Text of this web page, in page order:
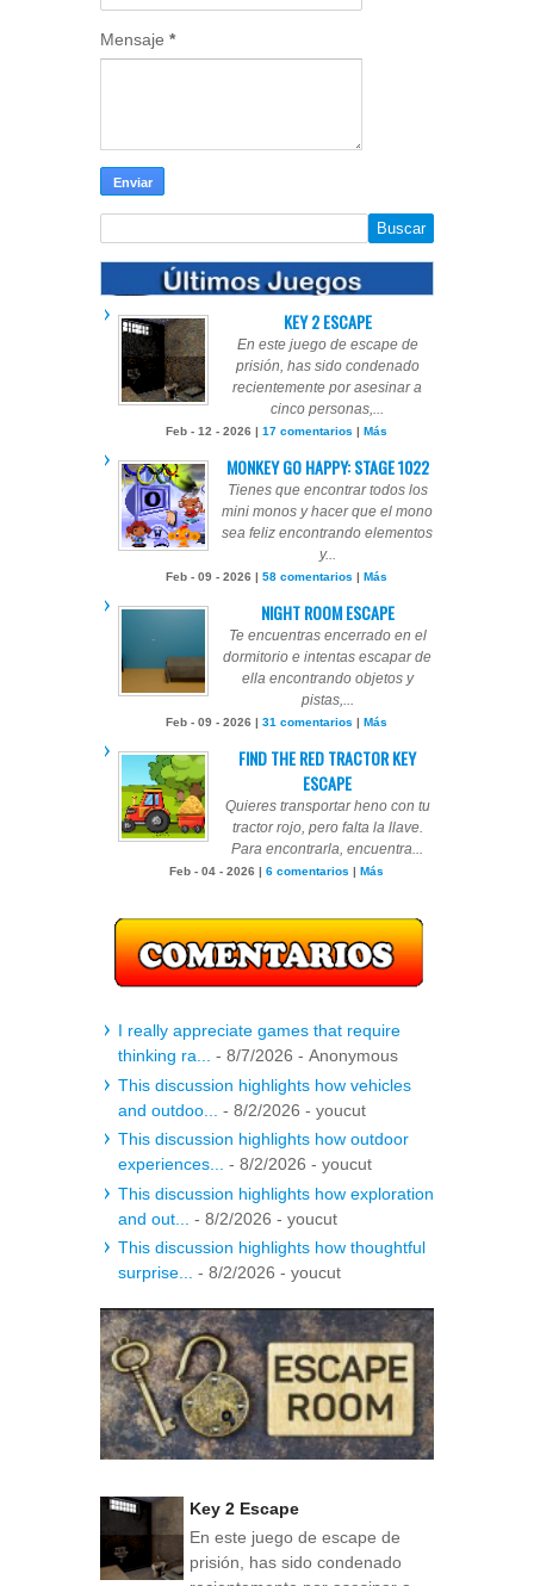
Mensaje *
KEY 2 ESCAPE
En este juego de escape de
prisión, has sido condenado
recientemente por asesinar a
cinco personas,...
Feb - 12 - 2026 | 17 comentarios | Más
MONKEY GO HAPPY: STAGE 1022
Tienes que encontrar todos los
mini monos y hacer que el mono
sea feliz encontrando elementos
y...
Feb - 09 - 2026 | 58 comentarios | Más
NIGHT ROOM ESCAPE
Te encuentras encerrado en el
dormitorio e intentas escapar de
ella encontrando objetos y
pistas,...
Feb - 09 - 2026 | 31 comentarios | Más
FIND THE RED TRACTOR KEY
ESCAPE
Quieres transportar heno con tu
tractor rojo, pero falta la llave.
Para encontrarla, encuentra...
Feb - 04 - 2026 | 6 comentarios | Más
I really appreciate games that require
thinking ra...
- 8/7/2026 - Anonymous
This discussion highlights how vehicles
and outdoo...
- 8/2/2026 - youcut
This discussion highlights how outdoor
experiences...
- 8/2/2026 - youcut
This discussion highlights how exploration
and out...
- 8/2/2026 - youcut
This discussion highlights how thoughtful
surprise...
- 8/2/2026 - youcut
Key 2 Escape
En este juego de escape de
prisión, has sido condenado